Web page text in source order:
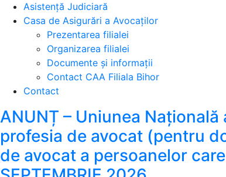
Asistență Judiciară
Casa de Asigurări a Avocaților
Prezentarea filialei
Organizarea filialei
Documente și informații
Contact CAA Filiala Bihor
Contact
ANUNȚ – Uniunea
profesia de avocat (pentru
de avocat a persoanelor